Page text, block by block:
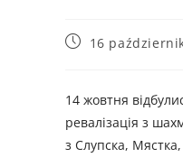
16
14 жовтня
ревалізація з
з Слупска,